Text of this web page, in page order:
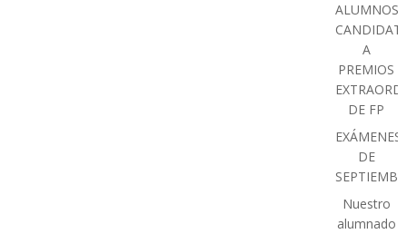
ALUMNOS
A
PREMIOS
DE FP
EXÁMENES
DE
Nuestro
alumnado